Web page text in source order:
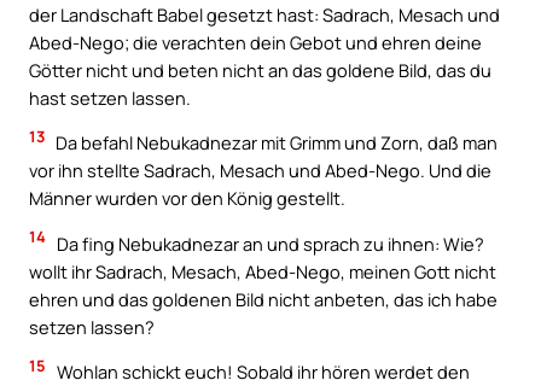
der Landschaft Babel gesetzt hast: Sadrach, Mesach und
Abed-Nego; die verachten dein Gebot und ehren deine
Götter nicht und beten nicht an das goldene Bild, das du
hast setzen lassen.
13 Da befahl Nebukadnezar mit Grimm und Zorn, daß man
vor ihn stellte Sadrach, Mesach und Abed-Nego. Und die
Männer wurden vor den König gestellt.
14 Da fing Nebukadnezar an und sprach zu ihnen: Wie?
wollt ihr Sadrach, Mesach, Abed-Nego, meinen Gott nicht
ehren und das goldenen Bild nicht anbeten, das ich habe
setzen lassen?
15 Wohlan schickt euch! Sobald ihr hören werdet den